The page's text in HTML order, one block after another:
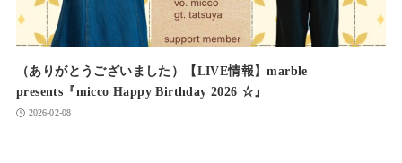
（ありがとうございました）【LIVE情報】marble
presents『micco Happy Birthday 2026 ☆』
2026-02-08